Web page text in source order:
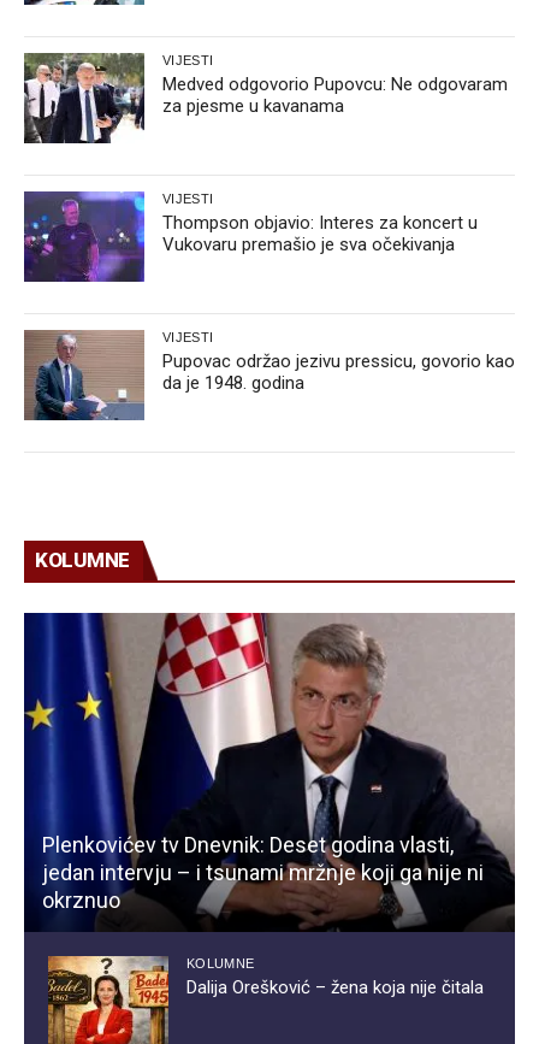
VIJESTI
Medved odgovorio Pupovcu: Ne odgovaram
za pjesme u kavanama
VIJESTI
Thompson objavio: Interes za koncert u
Vukovaru premašio je sva očekivanja
VIJESTI
Pupovac održao jezivu pressicu, govorio kao
da je 1948. godina
KOLUMNE
Plenkovićev tv Dnevnik: Deset godina vlasti,
jedan intervju – i tsunami mržnje koji ga nije ni
okrznuo
KOLUMNE
Dalija Orešković – žena koja nije čitala